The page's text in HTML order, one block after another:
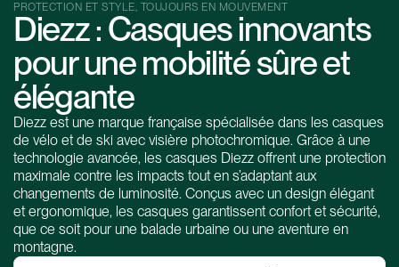
PROTECTION ET STYLE, TOUJOURS EN MOUVEMENT
Diezz : Casques innovants
pour une mobilité sûre et
élégante
Diezz est une marque française spécialisée dans les casques
de vélo et de ski avec visière photochromique. Grâce à une
technologie avancée, les casques Diezz offrent une protection
maximale contre les impacts tout en s’adaptant aux
changements de luminosité. Conçus avec un design élégant
et ergonomique, les casques garantissent confort et sécurité,
que ce soit pour une balade urbaine ou une aventure en
montagne.